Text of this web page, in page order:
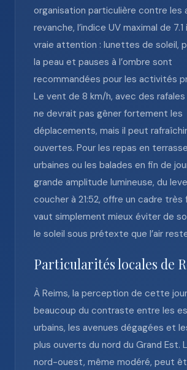
organisation particulière contre les
revanche, l’indice UV maximal de
vraie attention : lunettes de soleil,
la peau et pauses à l’ombre sont
recommandées pour les activités
Le vent de 8 km/h, avec des rafales
ne devrait pas gêner fortement les
déplacements, mais il peut
ouvertes. Pour les repas en
urbaines ou les balades en fin de
grande amplitude lumineuse, du
coucher à 21:52, offre un cadre très
vaut simplement mieux éviter de
le soleil sous prétexte que l’air
Particularités locales de
À Reims, la perception de cette
beaucoup du contraste entre les
urbains, les avenues dégagées et
plus ouverts du nord du Grand Est.
nord-ouest, même modéré, peut